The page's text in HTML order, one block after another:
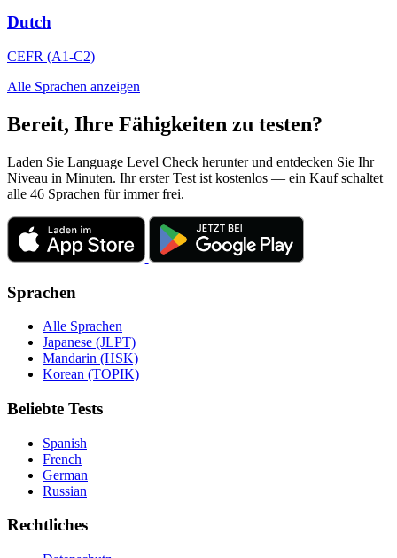
Dutch
CEFR (A1-C2)
Alle Sprachen anzeigen
Bereit, Ihre Fähigkeiten zu testen?
Laden Sie Language Level Check herunter und entdecken Sie Ihr
Niveau in Minuten. Ihr erster Test ist kostenlos — ein Kauf schaltet
alle 46 Sprachen für immer frei.
Sprachen
Alle Sprachen
Japanese (JLPT)
Mandarin (HSK)
Korean (TOPIK)
Beliebte Tests
Spanish
French
German
Russian
Rechtliches